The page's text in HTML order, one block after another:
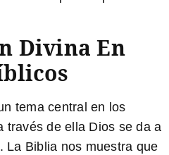
Divina En
tema central en los
través de ella Dios se da a
La Biblia nos muestra que